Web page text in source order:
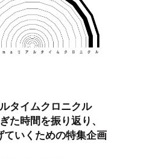
タイムクロニクル
た時間を振り返り、
ていくための特集企画